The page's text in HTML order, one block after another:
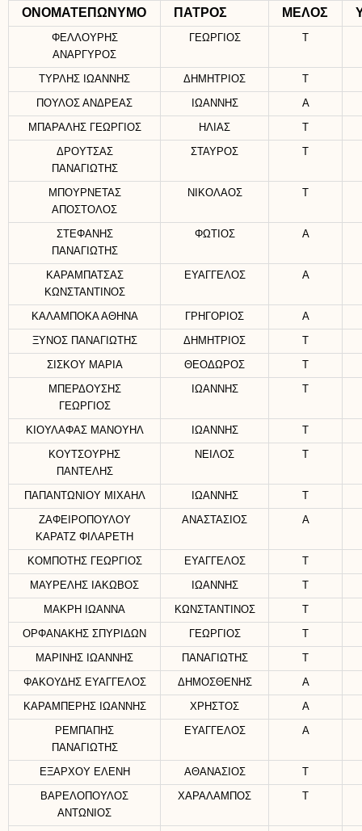
ΟΝΟΜΑΤΕΠΩΝΥΜΟ ΠΑΤΡΟΣ ΜΕΛΟΣ
ΦΕΛΛΟΥΡΗΣ
ΑΝΑΡΓΥΡΟΣ
ΓΕΩΡΓΙΟΣ
ΤΥΡΛΗΣ ΙΩΑΝΝΗΣ ΔΗΜΗΤΡΙΟΣ
ΠΟΥΛΟΣ ΑΝΔΡΕΑΣ ΙΩΑΝΝΗΣ Α
ΜΠΑΡΑΛΗΣ ΓΕΩΡΓΙΟΣ ΗΛΙΑΣ
ΔΡΟΥΤΣΑΣ
ΠΑΝΑΓΙΩΤΗΣ
ΣΤΑΥΡΟΣ
ΜΠΟΥΡΝΕΤΑΣ
ΑΠΟΣΤΟΛΟΣ
ΝΙΚΟΛΑΟΣ
ΣΤΕΦΑΝΗΣ
ΠΑΝΑΓΙΩΤΗΣ
ΦΩΤΙΟΣ Α
ΚΑΡΑΜΠΑΤΣΑΣ
ΚΩΝΣΤΑΝΤΙΝΟΣ
ΕΥΑΓΓΕΛΟΣ Α
ΚΑΛΑΜΠΟΚΑ ΑΘΗΝΑ ΓΡΗΓΟΡΙΟΣ Α
ΞΥΝΟΣ ΠΑΝΑΓΙΩΤΗΣ ΔΗΜΗΤΡΙΟΣ
ΣΙΣΚΟΥ ΜΑΡΙΑ ΘΕΟΔΩΡΟΣ
ΜΠΕΡΔΟΥΣΗΣ
ΓΕΩΡΓΙΟΣ
ΙΩΑΝΝΗΣ
ΚΙΟΥΛΑΦΑΣ ΜΑΝΟΥΗΛ ΙΩΑΝΝΗΣ
ΚΟΥΤΣΟΥΡΗΣ
ΠΑΝΤΕΛΗΣ
ΝΕΙΛΟΣ
ΠΑΠΑΝΤΩΝΙΟΥ ΜΙΧΑΗΛ ΙΩΑΝΝΗΣ
ΖΑΦΕΙΡΟΠΟΥΛΟΥ
ΚΑΡΑΤΖ ΦΙΛΑΡΕΤΗ
ΑΝΑΣΤΑΣΙΟΣ Α
ΚΟΜΠΟΤΗΣ ΓΕΩΡΓΙΟΣ ΕΥΑΓΓΕΛΟΣ
ΜΑΥΡΕΛΗΣ ΙΑΚΩΒΟΣ ΙΩΑΝΝΗΣ
ΜΑΚΡΗ ΙΩΑΝΝΑ ΚΩΝΣΤΑΝΤΙΝΟΣ
ΟΡΦΑΝΑΚΗΣ ΣΠΥΡΙΔΩΝ ΓΕΩΡΓΙΟΣ
ΜΑΡΙΝΗΣ ΙΩΑΝΝΗΣ ΠΑΝΑΓΙΩΤΗΣ
ΦΑΚΟΥΔΗΣ ΕΥΑΓΓΕΛΟΣ ΔΗΜΟΣΘΕΝΗΣ Α
ΚΑΡΑΜΠΕΡΗΣ ΙΩΑΝΝΗΣ ΧΡΗΣΤΟΣ Α
ΡΕΜΠΑΠΗΣ
ΠΑΝΑΓΙΩΤΗΣ
ΕΥΑΓΓΕΛΟΣ Α
ΕΞΑΡΧΟΥ ΕΛΕΝΗ ΑΘΑΝΑΣΙΟΣ
ΒΑΡΕΛΟΠΟΥΛΟΣ
ΑΝΤΩΝΙΟΣ
ΧΑΡΑΛΑΜΠΟΣ